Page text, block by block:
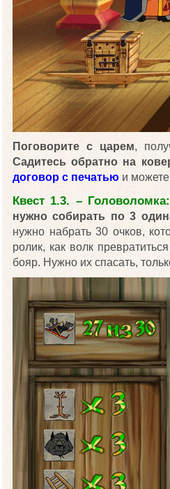
Поговорите с царем,
Садитесь обратно на
договор с печатью и
Квест 1.3. –
нужно собирать по 3
нужно набрать 30 очков,
ролик, как волк
бояр. Нужно их спасать,